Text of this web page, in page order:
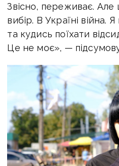
Звісно, переживає. Але
вибір. В Україні війна.
та кудись поїхати
Це не моє», —